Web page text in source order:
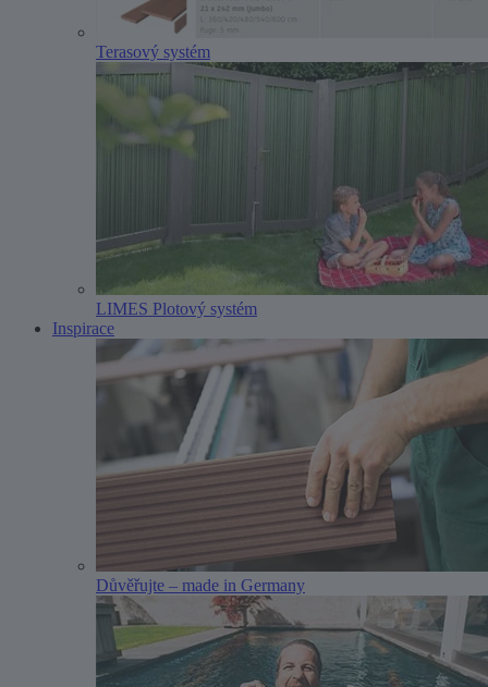
Terasový systém
LIMES Plotový systém
Inspirace
Důvěřujte – made in Germany